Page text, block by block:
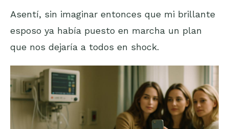
Asentí, sin imaginar entonces que mi brillante
esposo ya había puesto en marcha un plan
que nos dejaría a todos en shock.